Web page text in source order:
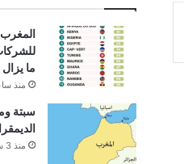
ما يزال
منذ
سبتة
منذ 3 ساعات